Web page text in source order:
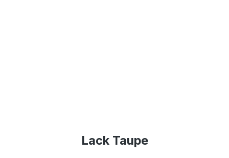
Lack Taupe